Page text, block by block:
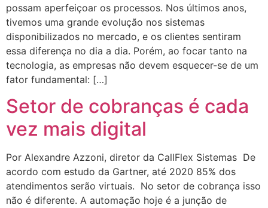
possam aperfeiçoar os processos. Nos últimos anos,
tivemos uma grande evolução nos sistemas
disponibilizados no mercado, e os clientes sentiram
essa diferença no dia a dia. Porém, ao focar tanto na
tecnologia, as empresas não devem esquecer-se de um
fator fundamental: […]
Setor de cobranças é cada
vez mais digital
Por Alexandre Azzoni, diretor da CallFlex Sistemas De
acordo com estudo da Gartner, até 2020 85% dos
atendimentos serão virtuais. No setor de cobrança isso
não é diferente. A automação hoje é a junção de